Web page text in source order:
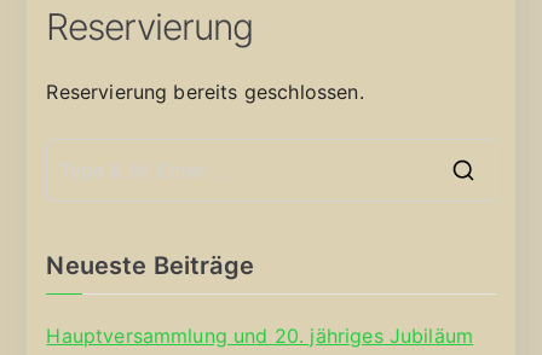
Reservierung
Reservierung bereits geschlossen.
Neueste Beiträge
Hauptversammlung und 20. jähriges Jubiläum